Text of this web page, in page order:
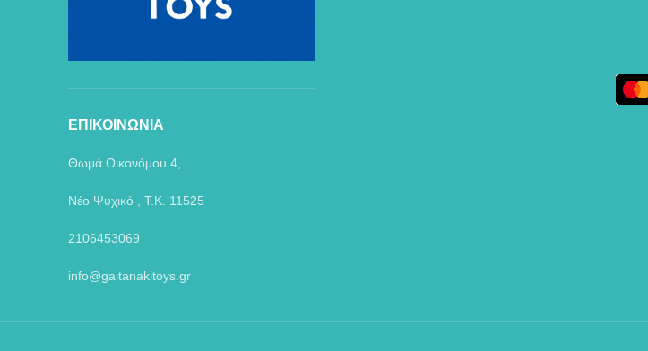
ΕΠΙΚΟΙΝΩΝΙΑ
Θωμά Οικονόμου 4,
Νέο Ψυχικό , Τ.Κ. 11525
2106453069
info@gaitanakitoys.gr